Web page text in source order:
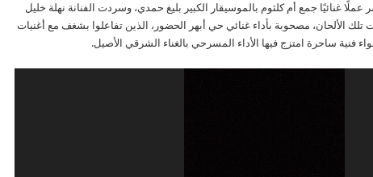
غنائيًا جمع أم كلثوم بالموسيقار الكبير بليغ حمدي، وسردت الفنانة نهلة خليل
الألحان، مصحوبة بأداء غنائي حي أبهر الحضور، الذين تفاعلوا بشغف مع أغنيات
فنية ساحرة امتزج فيها الأداء المسرحي بالغناء الشرقي الأصيل.